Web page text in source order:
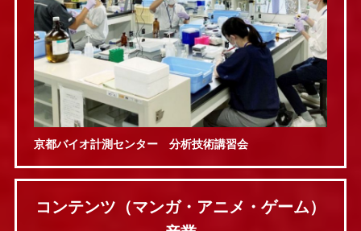
京都バイオ計測センター 分析技術講習会
コンテンツ（マンガ・アニメ・ゲーム）